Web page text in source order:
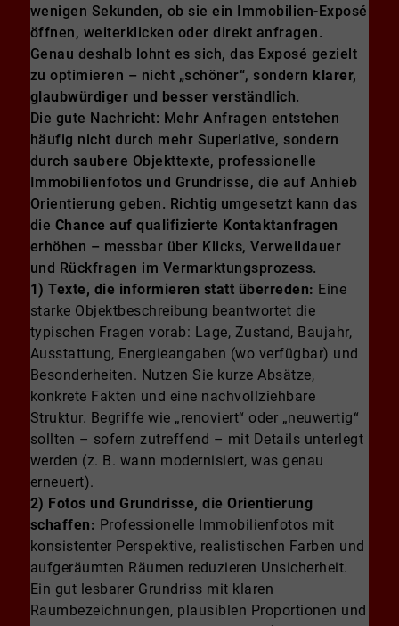
wenigen Sekunden, ob sie ein Immobilien-Exposé
öffnen, weiterklicken oder direkt anfragen.
Genau deshalb lohnt es sich, das Exposé gezielt
zu optimieren – nicht „schöner“, sondern klarer,
glaubwürdiger und besser verständlich.
Die gute Nachricht: Mehr Anfragen entstehen
häufig nicht durch mehr Superlative, sondern
durch saubere Objekttexte, professionelle
Immobilienfotos und Grundrisse, die auf Anhieb
Orientierung geben. Richtig umgesetzt kann das
die Chance auf qualifizierte Kontaktanfragen
erhöhen – messbar über Klicks, Verweildauer
und Rückfragen im Vermarktungsprozess.
1) Texte, die informieren statt überreden: Eine
starke Objektbeschreibung beantwortet die
typischen Fragen vorab: Lage, Zustand, Baujahr,
Ausstattung, Energieangaben (wo verfügbar) und
Besonderheiten. Nutzen Sie kurze Absätze,
konkrete Fakten und eine nachvollziehbare
Struktur. Begriffe wie „renoviert“ oder „neuwertig“
sollten – sofern zutreffend – mit Details unterlegt
werden (z. B. wann modernisiert, was genau
erneuert).
2) Fotos und Grundrisse, die Orientierung
schaffen: Professionelle Immobilienfotos mit
konsistenter Perspektive, realistischen Farben und
aufgeräumten Räumen reduzieren Unsicherheit.
Ein gut lesbarer Grundriss mit klaren
Raumbezeichnungen, plausiblen Proportionen und